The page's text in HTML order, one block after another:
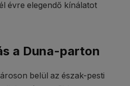
évre elegendő kínálatot
a Duna-parton
belül az észak-pesti